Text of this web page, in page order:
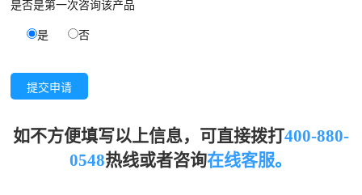
是否是第一次咨询该产品
是 否
提交申请
如不方便填写以上信息，可直接拨打400-880-
0548热线或者咨询在线客服。